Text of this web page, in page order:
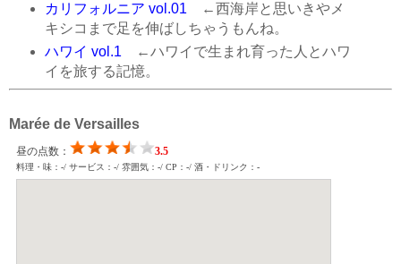
カリフォルニア vol.01 ←西海岸と思いきやメ
キシコまで足を伸ばしちゃうもんね。
ハワイ vol.1 ←ハワイで生まれ育った人とハワ
イを旅する記憶。
Marée de Versailles